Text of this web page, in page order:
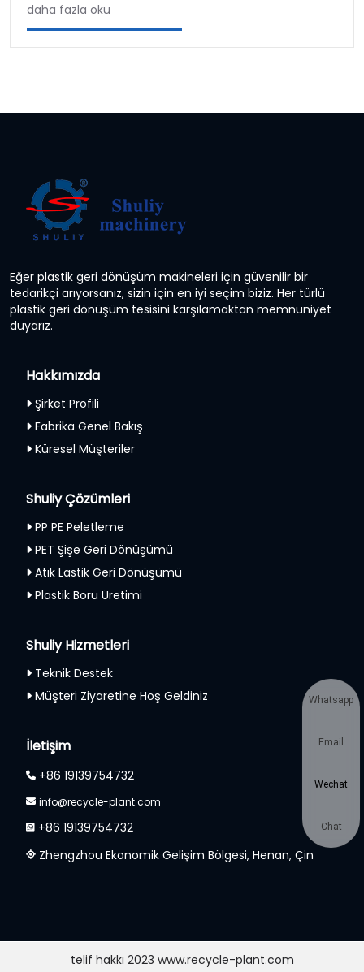
daha fazla oku
Eğer plastik geri dönüşüm makineleri için güvenilir bir
tedarikçi arıyorsanız, sizin için en iyi seçim biziz. Her türlü
plastik geri dönüşüm tesisini karşılamaktan memnuniyet
duyarız.
Hakkımızda
Şirket Profili
Fabrika Genel Bakış
Küresel Müşteriler
Shuliy Çözümleri
PP PE Peletleme
PET Şişe Geri Dönüşümü
Atık Lastik Geri Dönüşümü
Plastik Boru Üretimi
Shuliy Hizmetleri
Teknik Destek
Müşteri Ziyaretine Hoş Geldiniz
İletişim
+86 19139754732
info@recycle-plant.com
+86 19139754732
Zhengzhou Ekonomik Gelişim Bölgesi, Henan, Çin
telif hakkı 2023 www.recycle-plant.com
Whatsapp
Email
Wechat
Chat